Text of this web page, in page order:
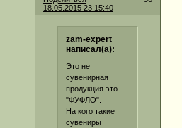
18.05.2015 23:15:40
zam-expert
написал(а):
Это не
сувенирная
продукция это
"ФУФЛО".
На кого такие
сувениры